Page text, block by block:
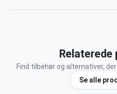
Find tilbehør og alternativer,
Se alle